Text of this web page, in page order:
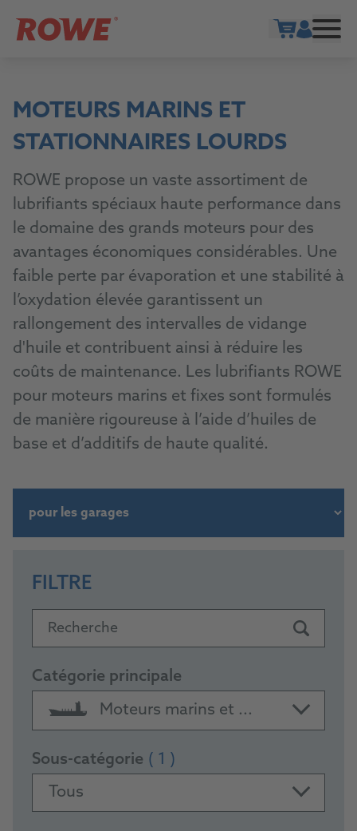
MOTEURS MARINS ET
STATIONNAIRES LOURDS
ROWE propose un vaste assortiment de
lubrifiants spéciaux haute performance dans
le domaine des grands moteurs pour des
avantages économiques considérables. Une
faible perte par évaporation et une stabilité à
l’oxydation élevée garantissent un
rallongement des intervalles de vidange
d'huile et contribuent ainsi à réduire les
coûts de maintenance. Les lubrifiants ROWE
pour moteurs marins et fixes sont formulés
de manière rigoureuse à l’aide d’huiles de
base et d’additifs de haute qualité.
FILTRE
Recherche
Catégorie principale
Moteurs marins et ...
Sous-catégorie ( 1 )
Tous